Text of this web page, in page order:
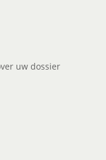
uw dossier